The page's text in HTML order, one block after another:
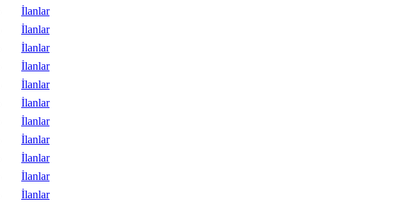
İlanlar
İlanlar
İlanlar
İlanlar
İlanlar
İlanlar
İlanlar
İlanlar
İlanlar
İlanlar
İlanlar